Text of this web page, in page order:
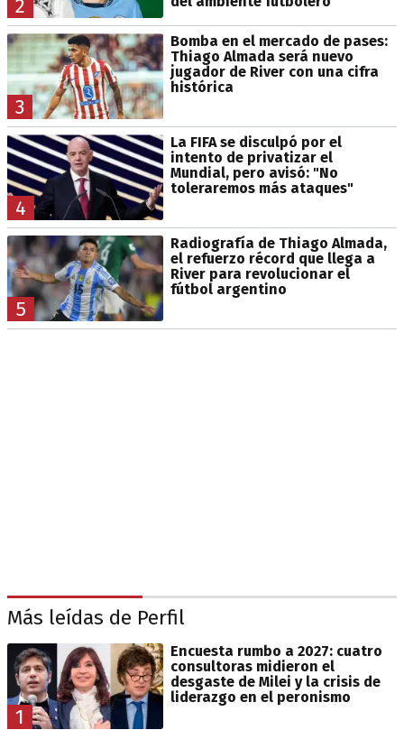
2
3
Bomba en el mercado de pases:
Thiago Almada será nuevo
jugador de River con una cifra
histórica
4
La FIFA se disculpó por el
intento de privatizar el
Mundial, pero avisó: "No
toleraremos más ataques"
5
Radiografía de Thiago Almada,
el refuerzo récord que llega a
River para revolucionar el
fútbol argentino
Más leídas de Perfil
1
Encuesta rumbo a 2027: cuatro
consultoras midieron el
desgaste de Milei y la crisis de
liderazgo en el peronismo